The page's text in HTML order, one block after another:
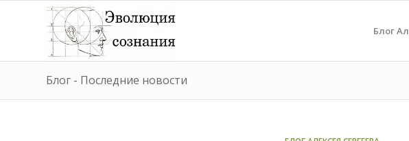
Блог
Блог - Последние новости